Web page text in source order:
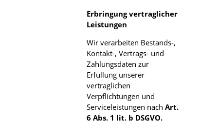
Erbringung vertraglicher
Leistungen
Wir verarbeiten Bestands-,
Kontakt-, Vertrags- und
Zahlungsdaten zur
Erfüllung unserer
vertraglichen
Verpflichtungen und
Serviceleistungen nach Art.
6 Abs. 1 lit. b DSGVO.